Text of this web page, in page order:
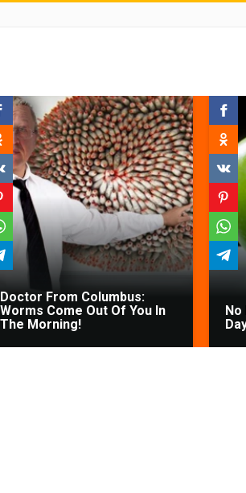
Doctor From Columbus:
Worms Come Out Of You In
The Morning!
No